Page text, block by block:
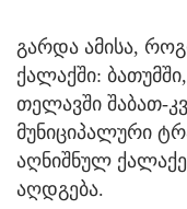
გარდა ამისა,
ქალაქში:
თელავში შაბათ-
მუნიციპალური
აღნიშნულ
აღდგება.